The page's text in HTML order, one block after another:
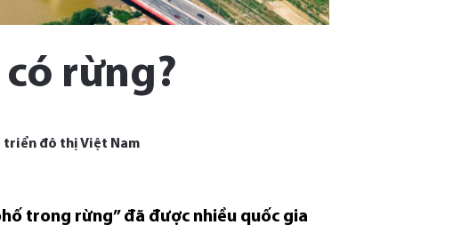
rừng?
triển đô thị Việt Nam
trong rừng” đã được nhiều quốc gia